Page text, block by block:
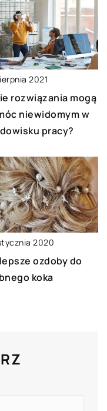
2021
rozwiązania mogą
niewidomym w
pracy?
2020
ozdoby do
koka